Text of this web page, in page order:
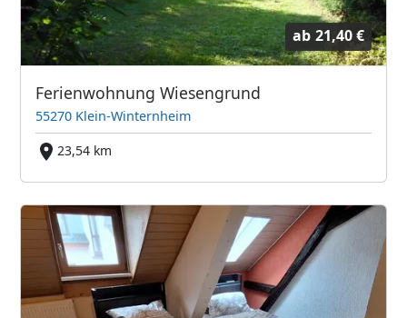
ab 21,40 €
Ferienwohnung Wiesengrund
55270 Klein-Winternheim
23,54 km